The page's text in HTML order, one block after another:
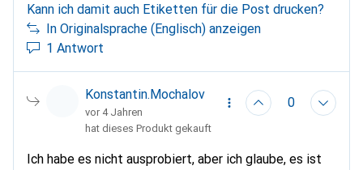
Kann ich damit auch Etiketten für die Post drucken?
In Originalsprache (Englisch) anzeigen
1 Antwort
Konstantin.Mochalov
vor 4 Jahren
0
hat dieses Produkt gekauft
Ich habe es nicht ausprobiert, aber ich glaube, es ist